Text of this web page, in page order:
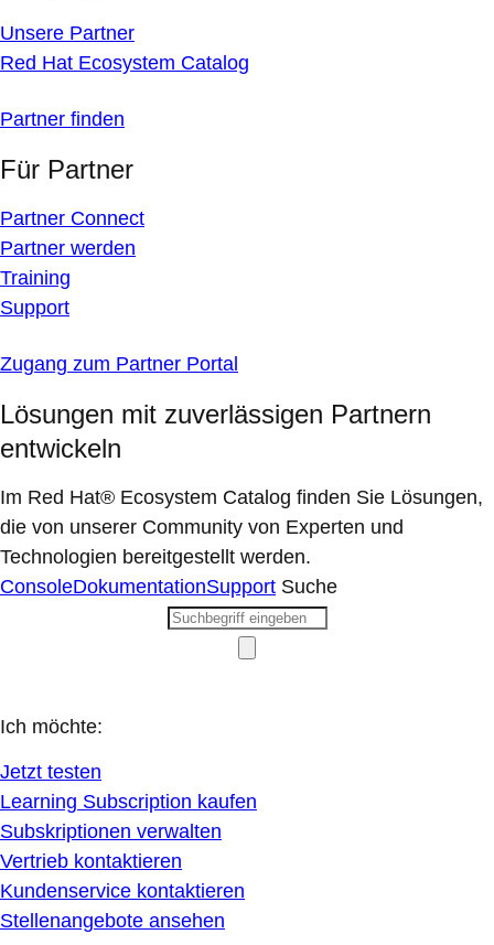
Unsere Partner
Red Hat Ecosystem Catalog
Partner finden
Für Partner
Partner Connect
Partner werden
Training
Support
Zugang zum Partner Portal
Lösungen mit zuverlässigen Partnern
entwickeln
Im Red Hat® Ecosystem Catalog finden Sie Lösungen,
die von unserer Community von Experten und
Technologien bereitgestellt werden.
ConsoleDokumentationSupport Suche
Ich möchte:
Jetzt testen
Learning Subscription kaufen
Subskriptionen verwalten
Vertrieb kontaktieren
Kundenservice kontaktieren
Stellenangebote ansehen